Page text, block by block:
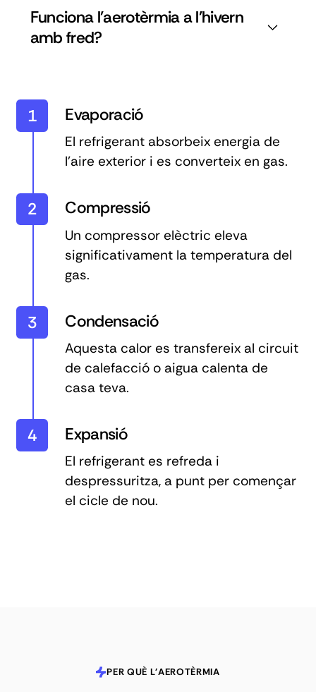
Funciona l'aerotèrmia a l'hivern
amb fred?
1 Evaporació
El refrigerant absorbeix energia de
l'aire exterior i es converteix en gas.
2 Compressió
Un compressor elèctric eleva
significativament la temperatura del
gas.
3 Condensació
Aquesta calor es transfereix al circuit
de calefacció o aigua calenta de
casa teva.
4 Expansió
El refrigerant es refreda i
despressuritza, a punt per començar
el cicle de nou.
PER QUÈ L'AEROTÈRMIA